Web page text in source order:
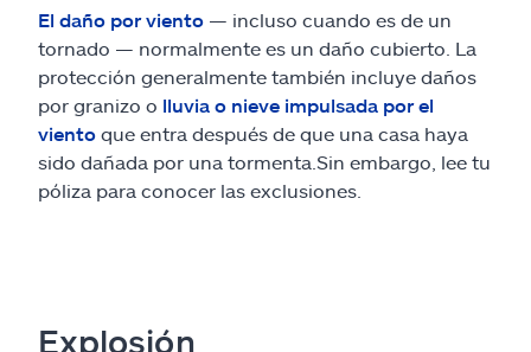
El daño por viento — incluso cuando es de un
tornado — normalmente es un daño cubierto. La
protección generalmente también incluye daños
por granizo o lluvia o nieve impulsada por el
viento que entra después de que una casa haya
sido dañada por una tormenta.Sin embargo, lee tu
póliza para conocer las exclusiones.
Explosión